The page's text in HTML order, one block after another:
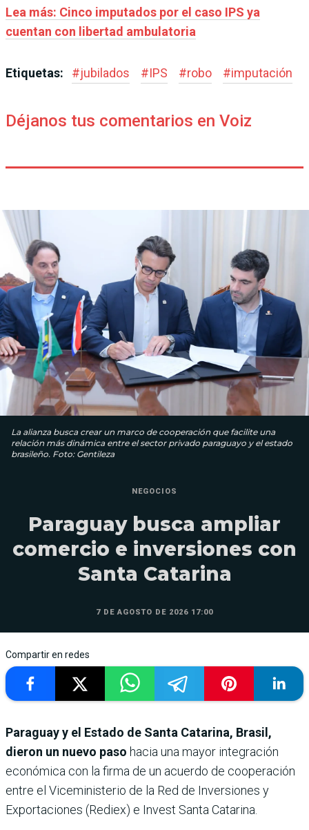
Lea más: Cinco imputados por el caso IPS ya
cuentan con libertad ambulatoria
Etiquetas: #jubilados #IPS #robo #imputación
Déjanos tus comentarios en Voiz
La alianza busca crear un marco de cooperación que facilite una
relación más dinámica entre el sector privado paraguayo y el estado
brasileño. Foto: Gentileza
NEGOCIOS
Paraguay busca ampliar
comercio e inversiones con
Santa Catarina
7 DE AGOSTO DE 2026 17:00
Compartir en redes
Paraguay y el Estado de Santa Catarina, Brasil,
dieron un nuevo paso hacia una mayor integración
económica con la firma de un acuerdo de cooperación
entre el Viceministerio de la Red de Inversiones y
Exportaciones (Rediex) e Invest Santa Catarina.